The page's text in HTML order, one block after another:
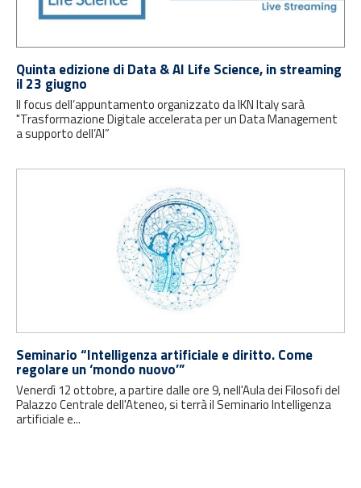
Quinta edizione di Data & AI Life Science, in streaming
il 23 giugno
Il focus dell’appuntamento organizzato da IKN Italy sarà
"Trasformazione Digitale accelerata per un Data Management
a supporto dell’AI”
Seminario “Intelligenza artificiale e diritto. Come
regolare un ‘mondo nuovo’”
Venerdì 12 ottobre, a partire dalle ore 9, nell'Aula dei Filosofi del
Palazzo Centrale dell'Ateneo, si terrà il Seminario Intelligenza
artificiale e...